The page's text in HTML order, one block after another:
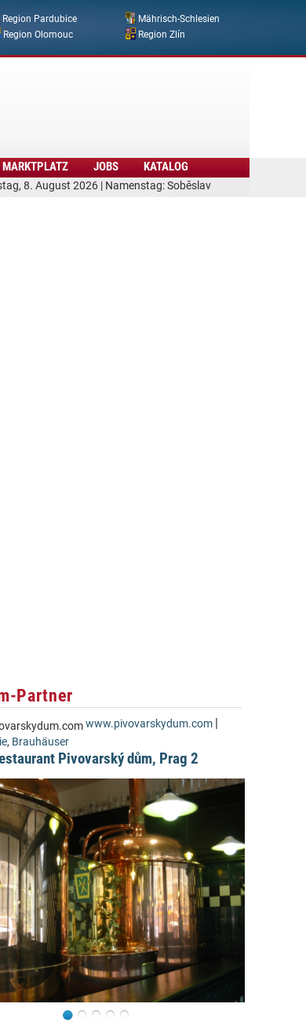
Region Pardubice
Mährisch-Schlesien
Region Olomouc Region Zlín
8. August 2026 | Namenstag: Soběslav
MARKTPLATZ JOBS KATALOG
Partner
www.pivovarskydum.com |
, Brauhäuser
Pivovarský dům, Prag 2